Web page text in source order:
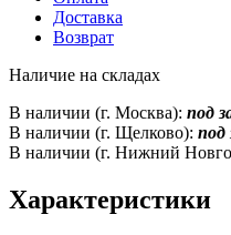
Доставка
Возврат
Наличие на складах
В наличии (г. Москва): под
В наличии (г. Щелково): под
В наличии (г. Нижний
Характеристики